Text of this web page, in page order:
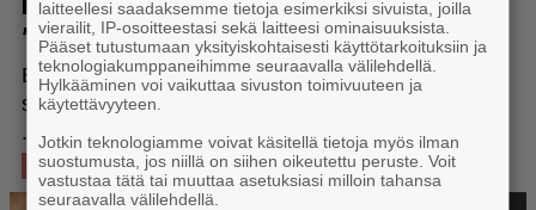
laitteellesi saadaksemme tietoja esimerkiksi sivuista, joilla
vierailit, IP-osoitteestasi sekä laitteesi ominaisuuksista.
Pääset tutustumaan yksityiskohtaisesti käyttötarkoituksiin ja
teknologiakumppaneihimme seuraavalla välilehdellä.
Hylkääminen voi vaikuttaa sivuston toimivuuteen ja
käytettävyyteen.
Jotkin teknologiamme voivat käsitellä tietoja myös ilman
suostumusta, jos niillä on siihen oikeutettu peruste. Voit
vastustaa tätä tai muuttaa asetuksiasi milloin tahansa
seuraavalla välilehdellä.